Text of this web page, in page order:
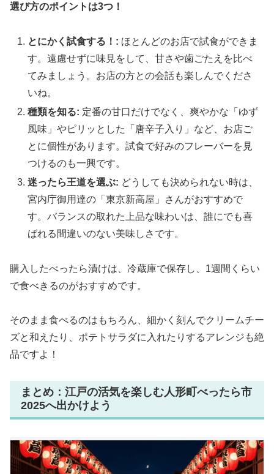
選び方のポイントは3つ！
とにかく試食する！: ほとんどのお店で試食ができま
す。遠慮せずに味見をして、甘さや歯ごたえを比べ
てみましょう。お店の方との会話も楽しんでくださ
いね。
種類を知る: 定番の甘口だけでなく、爽やかな「ゆず
風味」やピリッとした「唐辛子入り」など、お店ご
とに個性があります。試食で好みのフレーバーを見
つけるのも一興です。
迷ったら王道を選ぶ: どうしても決められない時は、
宮内庁御用達の「東京新高屋」さんがおすすめで
す。バランスの取れた上品な味わいは、誰にでも喜
ばれる間違いのない美味しさです。
購入したべったら漬けは、冷蔵庫で保存し、1週間くらい
で食べきるのがおすすめです。
そのまま食べるのはもちろん、細かく刻んでクリームチー
ズと和えたり、ポテトサラダに入れたりするアレンジも絶
品ですよ！
まとめ：江戸の活気を楽しむ人形町べったら市
2025へ出かけよう